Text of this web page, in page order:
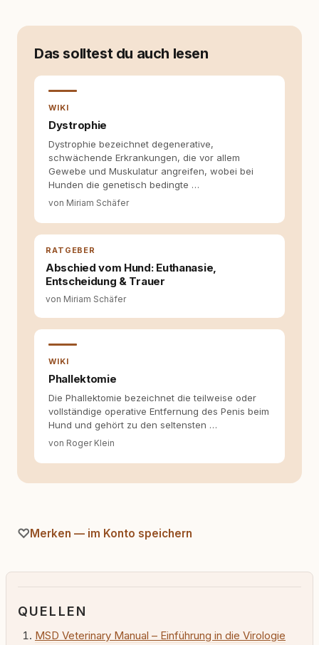
weniger guten Erfahrungen. Umso mehr hat
erlebt habe, wie verantwortungsvoll und
meine Arbeit bis heute. Bei rundum.dog bin ich
beteiligt, an denen aus Ideen fertige Beiträge
Inhalte, schreibe Artikel, begleite Gastbeiträge
redaktionell, veröffentliche Texte und betreue
die Social-Media-Kanäle. Mein Blick richtet
sich dabei immer auf das grosse Ganze:
Welche Themen sind relevant? Welche
allein nicht ausreichen. Gute Entscheidungen
entstehen dort, wo Information,
Selbstreflexion und Bereitschaft zum
Das solltest du auch lesen
WIKI
Dystrophie
Dystrophie bezeichnet degenerative,
schwächende Erkrankungen, die vor allem
Gewebe und Muskulatur angreifen, wobei bei
Hunden die genetisch bedingte …
von Miriam Schäfer
RATGEBER
Abschied vom Hund: Euthanasie,
Entscheidung & Trauer
von Miriam Schäfer
WIKI
Phallektomie
Die Phallektomie bezeichnet die teilweise oder
vollständige operative Entfernung des Penis beim
Hund und gehört zu den seltensten …
von Roger Klein
Merken — im Konto speichern
QUELLEN
MSD Veterinary Manual – Einführung in die Virologie